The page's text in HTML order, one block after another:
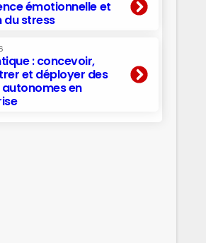
émotionnelle et
du stress
: concevoir,
et déployer des
en